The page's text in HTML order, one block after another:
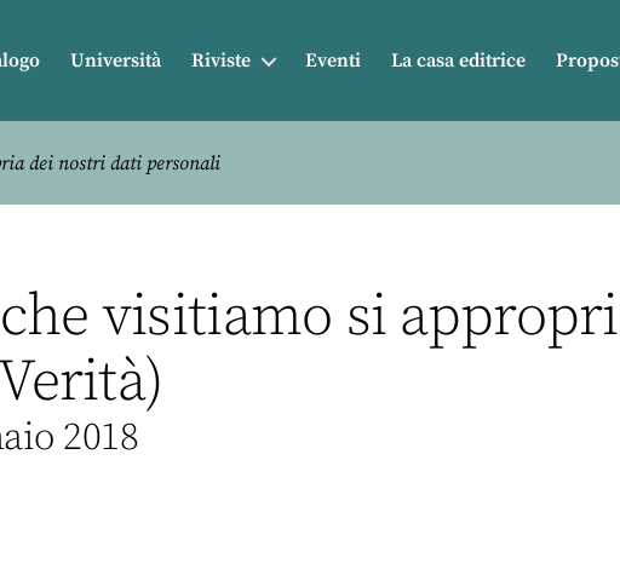
Università Riviste Eventi La casa editrice
dei nostri dati personali
visitiamo si
2018